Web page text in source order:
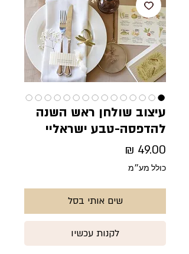
עיצוב שולחן ראש השנה
להדפסה-טבע ישראליי
כולל מע״מ
שים אותי בסל
לקנות עכשיו